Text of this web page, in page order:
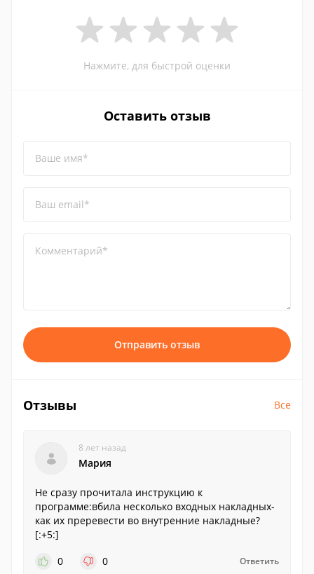
Нажмите, для быстрой оценки
Оставить отзыв
Ваше имя*
Ваш email*
Комментарий*
Отправить отзыв
Отзывы Все
8 лет назад
Мария
Не сразу прочитала инструкцию к
программе:вбила несколько входных накладных-
как их преревести во внутренние накладные?
[:+5:]
0
0 Ответить